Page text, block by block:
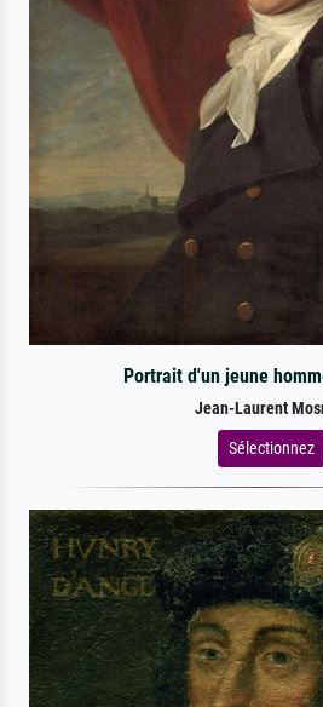
Portrait d'un jeune
Jean-Laurent
Sélectionnez